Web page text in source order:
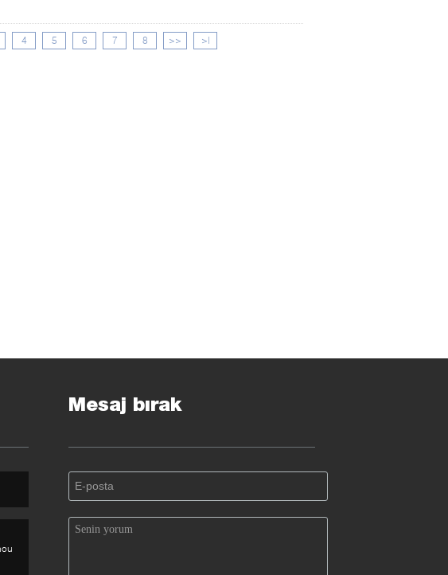
4 5 6 7 8 >> >|
Mesaj bırak